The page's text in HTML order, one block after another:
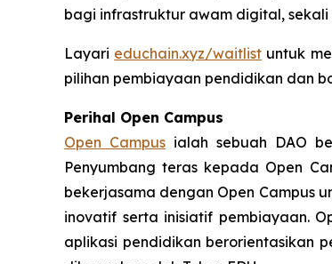
bagi infrastruktur awam digital,
Layari educhain.xyz/waitlist untuk
pilihan pembiayaan pendidikan dan
Perihal Open Campus
Open Campus ialah sebuah DAO
Penyumbang teras kepada Open
bekerjasama dengan Open Campus
inovatif serta inisiatif pembiayaan.
aplikasi pendidikan berorientasikan